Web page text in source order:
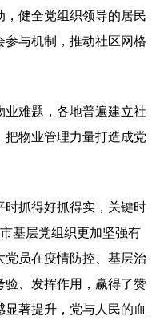
健全党组织领导的居民
参与机制，推动社区网格
难题，各地普遍建立社
把物业管理力量打造成党
抓得好抓得实，关键时
基层党组织更加坚强有
党员在疫情防控、基层治
验、发挥作用，赢得了赞
著提升，党与人民的血